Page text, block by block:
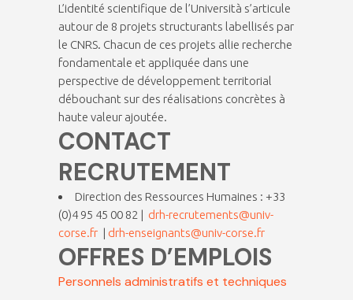
L’identité scientifique de l’Università s’articule
autour de 8 projets structurants labellisés par
le CNRS. Chacun de ces projets allie recherche
fondamentale et appliquée dans une
perspective de développement territorial
débouchant sur des réalisations concrètes à
haute valeur ajoutée.
CONTACT
RECRUTEMENT
Direction des Ressources Humaines : +33
(0)4 95 45 00 82 | drh-recrutements@univ-
corse.fr | drh-enseignants@univ-corse.fr
OFFRES D’EMPLOIS
Personnels administratifs et techniques